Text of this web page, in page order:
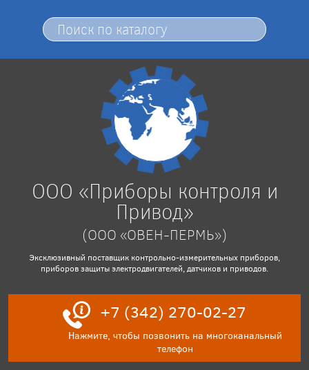
ООО «Приборы контроля и
Привод»
(ООО «ОВЕН-ПЕРМЬ»)
Эксклюзивный поставщик контрольно-измерительных приборов,
приборов защиты электродвигателей, датчиков и приводов.
+7 (342) 270-02-27
Нажмите, чтобы позвонить на многоканальный
телефон